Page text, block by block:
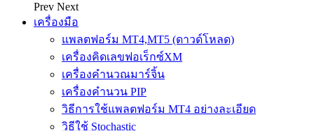
Prev Next
เครื่องมือ
แพลตฟอร์ม MT4,MT5 (ดาวด์โหลด)
เครื่องคิดเลขฟอเร็กซ์XM
เครื่องคำนวณมาร์จิ้น
เครื่องคำนวน PIP
วิธีการใช้แพลตฟอร์ม MT4 อย่างละเอียด
วิธีใช้ Stochastic